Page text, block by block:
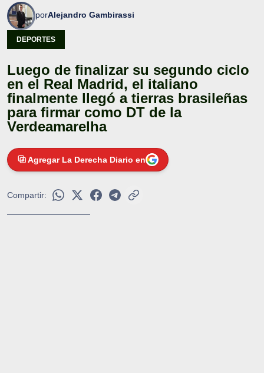
porAlejandro Gambirassi
DEPORTES
Luego de finalizar su segundo ciclo
en el Real Madrid, el italiano
finalmente llegó a tierras brasileñas
para firmar como DT de la
Verdeamarelha
Agregar La Derecha Diario en
Compartir: